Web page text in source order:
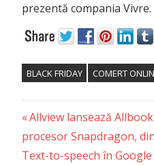
prezentă compania Vivre.
BLACK FRIDAY COMERT
Post
navigation
Previous
Post:
Allview lansează
procesor Snapdragon,
Next
Text-to-speech în